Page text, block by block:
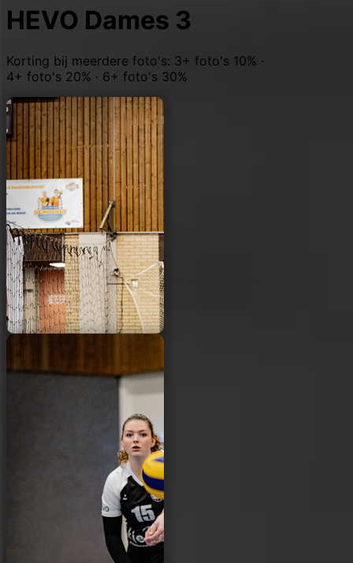
HEVO Dames 3
Korting bij meerdere foto's: 3+ foto's 10% ·
4+ foto's 20% · 6+ foto's 30%